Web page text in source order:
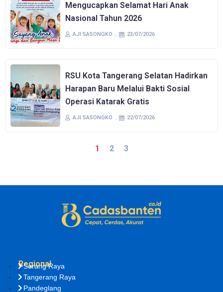
Mengucapkan Selamat Hari Anak
Nasional Tahun 2026
AJI SASONGKO 23/07/2026
RSU Kota Tangerang Selatan Hadirkan
Harapan Baru Melalui Bakti Sosial
Operasi Katarak Gratis
AJI SASONGKO 22/07/2026
1 2 3
Regional
Serang Raya
Tangerang Raya
Pandeglang